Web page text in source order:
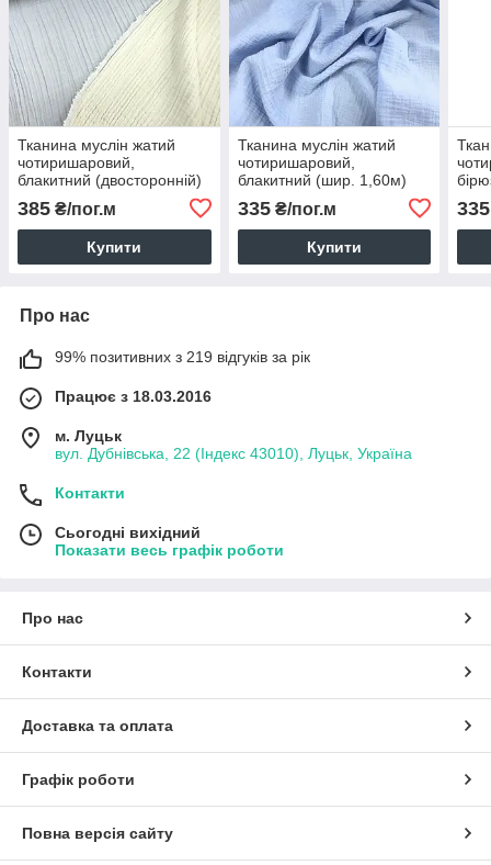
Тканина муслін жатий
чотиришаровий,
блакитний (двосторонній)
0003)
385 ₴/пог.м
Купити
Тканина муслін жатий
чотиришаровий,
блакитний (шир. 1,60м)
335₴/пог.м
Купити
335
Про нас
99% позитивних з 219 відгуків за рік
Працює з 18.03.2016
м. Луцьк
вул. Дубнівська, 22 (Індекс 43010), Луцьк, Україна
Контакти
Сьогодні вихідний
Показати весь графік роботи
Про нас
Контакти
Доставка та оплата
Графік роботи
Повна версія сайту